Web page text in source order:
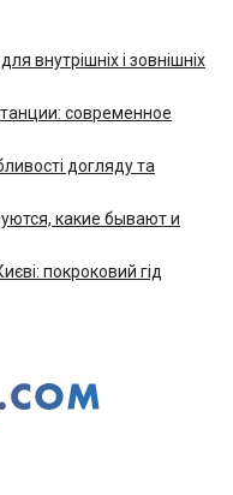
внутрішніх і зовнішніх
современное
догляду та
какие бывают и
покроковий гід